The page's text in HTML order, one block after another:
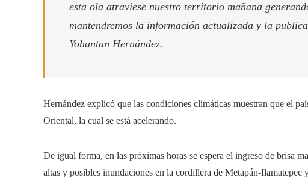
esta ola atraviese nuestro territorio mañana
mantendremos la información actualizada y la
Yohantan Hernández.
Hernández explicó que las condiciones climáticas muestran que el
Oriental, la cual se está acelerando.
De igual forma, en las próximas horas se espera el ingreso de brisa
altas y posibles inundaciones en la cordillera de Metapán-Ilamatepec